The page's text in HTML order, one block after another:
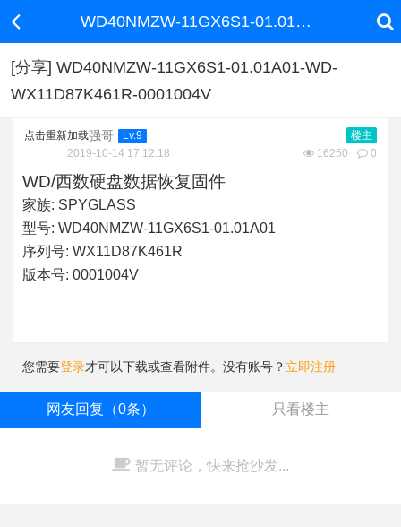
WD40NMZW-11GX6S1-01.01A01-WD-WX11D87K461R-0001004V
[分享] WD40NMZW-11GX6S1-01.01A01-WD-
WX11D87K461R-0001004V
点击重新加载强哥 Lv.9
楼主
2019-10-14 17:12:18
16250 0
WD/西数硬盘数据恢复固件
家族: SPYGLASS
型号: WD40NMZW-11GX6S1-01.01A01
序列号: WX11D87K461R
版本号: 0001004V
您需要登录才可以下载或查看附件。没有账号？ 立即注册
网友回复（0条） 只看楼主
暂无评论，快来抢沙发...